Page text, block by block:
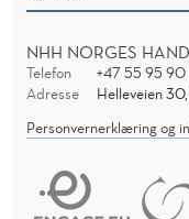
NHH NORGES
Telefon
+47 55 95
Adresse
Helleveien
Personvernerklæring og